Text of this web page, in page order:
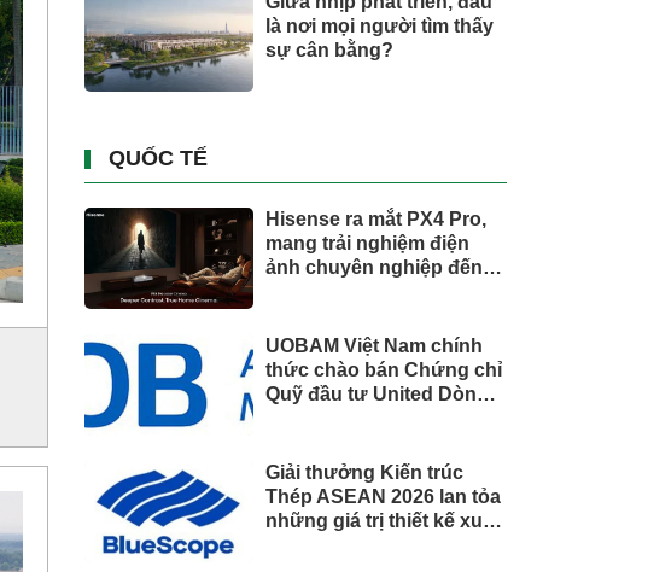
là nơi mọi người tìm thấy
sự cân bằng?
QUỐC TẾ
Hisense ra mắt PX4 Pro,
mang trải nghiệm điện
ảnh chuyên nghiệp đến
UOBAM Việt Nam chính
thức chào bán Chứng chỉ
Quỹ đầu tư United Dòng
Giải thưởng Kiến trúc
Thép ASEAN 2026 lan tỏa
những giá trị thiết kế xuất